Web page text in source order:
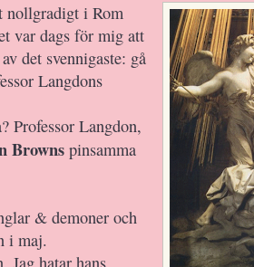
nollgradigt i Rom
var dags för mig att
det svennigaste: gå
Langdons
Professor Langdon,
Browns pinsamma
& demoner och
i maj.
Jag hatar hans